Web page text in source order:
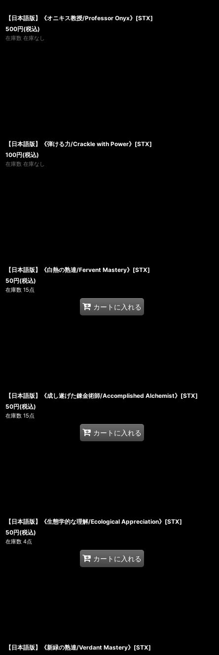
【日本語版】《オニキス教授/Professor Onyx》[STX]
500円(税込)
在庫数 在庫なし
【日本語版】《弾ける力/Crackle with Power》[STX]
100円(税込)
在庫数 在庫なし
【日本語版】《白熱の熟達/Fervent Mastery》[STX]
50円(税込)
在庫数 15点
カートに入れる
【日本語版】《成し遂げた錬金術師/Accomplished Alchemist》[STX]
50円(税込)
在庫数 15点
カートに入れる
【日本語版】《生態学的な理解/Ecological Appreciation》[STX]
50円(税込)
在庫数 4点
カートに入れる
【日本語版】《新緑の熟達/Verdant Mastery》[STX]